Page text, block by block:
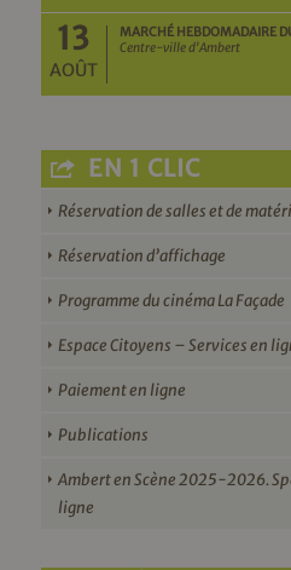
13
AOÛT
MARCHÉ HEBDOMADAIRE
Centre-ville d'Ambert
EN 1 CLIC
Réservation de salles et de
Réservation d’affichage
Programme du cinéma La Façade
Espace Citoyens – Services en
Paiement en ligne
Publications
Ambert en Scène 2025-2026.
ligne